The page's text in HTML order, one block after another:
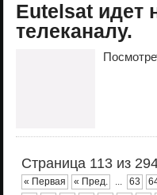
Eutelsat идет
телеканалу.
Страница 113 из
« Первая « Пред. ... 63